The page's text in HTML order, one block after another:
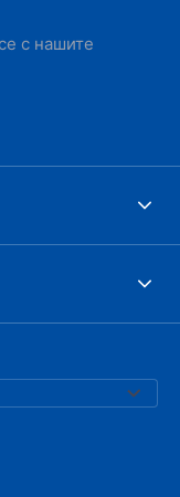
like. I've
с нашите